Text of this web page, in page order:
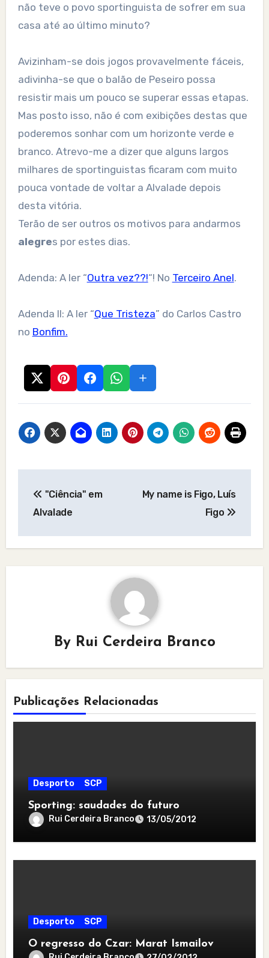
não teve o povo sportinguista de sofrer em sua
casa até ao último minuto?
Avizinham-se dois jogos provavelmente fáceis,
adivinha-se que o balão de Peseiro possa
resistir mais um pouco se superar essas etapas.
Mas posto isso, não é com exibições destas que
poderemos sonhar com um horizonte verde e
branco. Atrevo-me a dizer que alguns largos
milhares de sportinguistas ficaram com muito
pouca vontade de voltar a Alvalade depois
desta vitória.
Terão de ser outros os motivos para andarmos
alegres por estes dias.
Adenda: A ler “Outra vez??!“! No Terceiro Anel.
Adenda II: A ler “Que Tristeza” do Carlos Castro
no Bonfim.
navigation
"Ciência" em
Alvalade
My name is Figo, Luís
Figo
By Rui Cerdeira Branco
Publicações Relacionadas
Desporto SCP
Sporting: saudades do futuro
Rui Cerdeira Branco 13/05/2012
Desporto SCP
O regresso do Czar: Marat Ismailov